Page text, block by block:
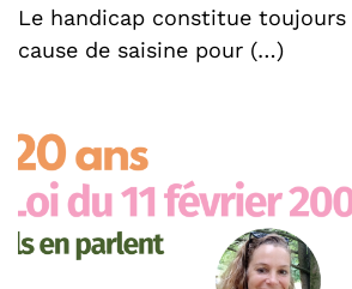
Le handicap constitue
cause de saisine pour (…)